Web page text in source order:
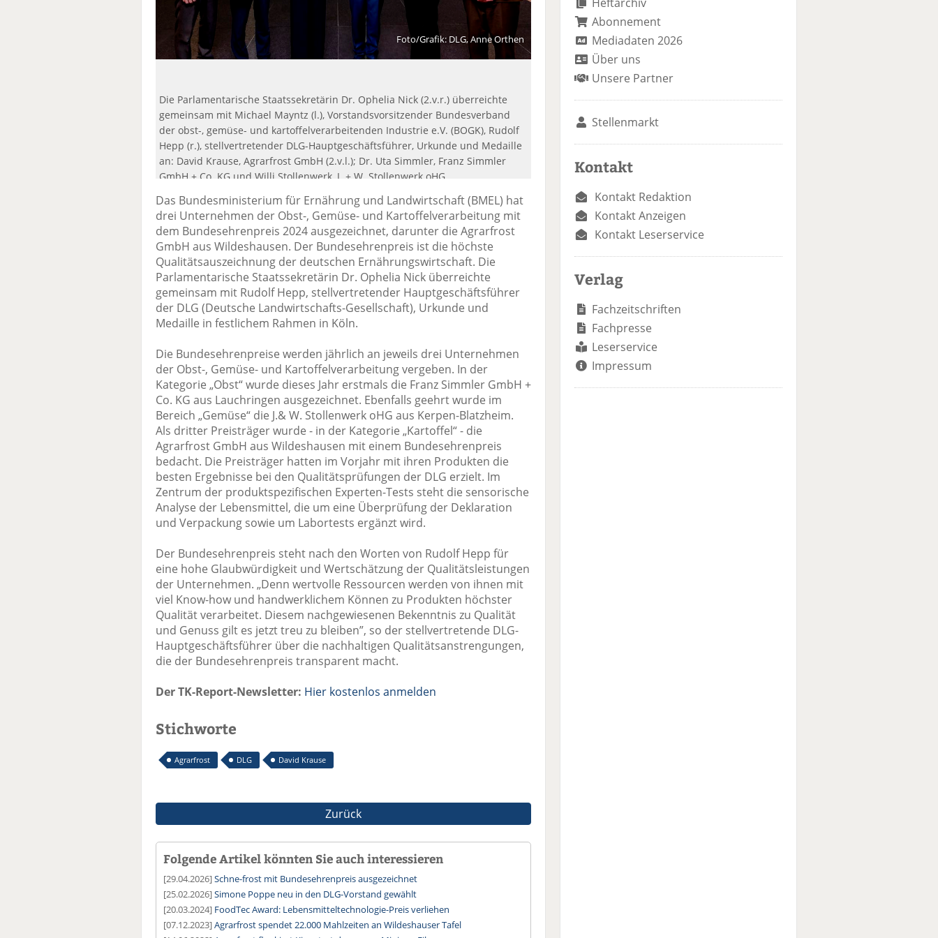
Foto/Grafik: DLG, Anne Orthen
Die Parlamentarische Staatssekretärin Dr. Ophelia Nick (2.v.r.) überreichte
gemeinsam mit Michael Mayntz (l.), Vorstandsvorsitzender Bundesverband
der obst-, gemüse- und kartoffelverarbeitenden Industrie e.V. (BOGK), Rudolf
Hepp (r.), stellvertretender DLG-Hauptgeschäftsführer, Urkunde und Medaille
an: David Krause, Agrarfrost GmbH (2.v.l.); Dr. Uta Simmler, Franz Simmler
GmbH + Co. KG und Willi Stollenwerk, J. + W. Stollenwerk oHG.
Das Bundesministerium für Ernährung und Landwirtschaft (BMEL) hat
drei Unternehmen der Obst-, Gemüse- und Kartoffelverarbeitung mit
dem Bundesehrenpreis 2024 ausgezeichnet, darunter die Agrarfrost
GmbH aus Wildeshausen. Der Bundesehrenpreis ist die höchste
Qualitätsauszeichnung der deutschen Ernährungswirtschaft. Die
Parlamentarische Staatssekretärin Dr. Ophelia Nick überreichte
gemeinsam mit Rudolf Hepp, stellvertretender Hauptgeschäftsführer
der DLG (Deutsche Landwirtschafts-Gesellschaft), Urkunde und
Medaille in festlichem Rahmen in Köln.
Die Bundesehrenpreise werden jährlich an jeweils drei Unternehmen
der Obst-, Gemüse- und Kartoffelverarbeitung vergeben. In der
Kategorie „Obst“ wurde dieses Jahr erstmals die Franz Simmler GmbH +
Co. KG aus Lauchringen ausgezeichnet. Ebenfalls geehrt wurde im
Bereich „Gemüse“ die J.& W. Stollenwerk oHG aus Kerpen-Blatzheim.
Als dritter Preisträger wurde - in der Kategorie „Kartoffel“ - die
Agrarfrost GmbH aus Wildeshausen mit einem Bundesehrenpreis
bedacht. Die Preisträger hatten im Vorjahr mit ihren Produkten die
besten Ergebnisse bei den Qualitätsprüfungen der DLG erzielt. Im
Zentrum der produktspezifischen Experten-Tests steht die sensorische
Analyse der Lebensmittel, die um eine Überprüfung der Deklaration
und Verpackung sowie um Labortests ergänzt wird.
Der Bundesehrenpreis steht nach den Worten von Rudolf Hepp für
eine hohe Glaubwürdigkeit und Wertschätzung der Qualitätsleistungen
der Unternehmen. „Denn wertvolle Ressourcen werden von ihnen mit
viel Know-how und handwerklichem Können zu Produkten höchster
Qualität verarbeitet. Diesem nachgewiesenen Bekenntnis zu Qualität
und Genuss gilt es jetzt treu zu bleiben”, so der stellvertretende DLG-
Hauptgeschäftsführer über die nachhaltigen Qualitätsanstrengungen,
die der Bundesehrenpreis transparent macht.
Der TK-Report-Newsletter: Hier kostenlos anmelden
Stichworte
Agrarfrost DLG David Krause
Zurück
Folgende Artikel könnten Sie auch interessieren
[29.04.2026]Schne-frost mit Bundesehrenpreis ausgezeichnet
[25.02.2026]Simone Poppe neu in den DLG-Vorstand gewählt
[20.03.2024] FoodTec Award: Lebensmitteltechnologie-Preis verliehen
[07.12.2023]Agrarfrost spendet 22.000 Mahlzeiten an Wildeshauser Tafel
Abonnement
Mediadaten 2026
Über uns
Unsere Partner
Stellenmarkt
Kontakt
Kontakt Redaktion
Kontakt Anzeigen
Kontakt Leserservice
Verlag
Fachzeitschriften
Fachpresse
Leserservice
Impressum